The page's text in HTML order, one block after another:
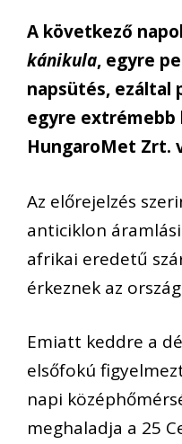
A következő
kánikula, egyre
napsütés, ezáltal
egyre extrémebb
HungaroMet Zrt.
Az előrejelzés
anticiklon
afrikai eredetű
érkeznek az
Emiatt keddre a
elsőfokú
napi
meghaladja a 25